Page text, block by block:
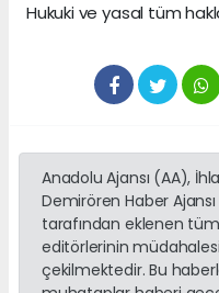
Hukuki ve yasal tüm
Anadolu Ajansı (AA),
Demirören Haber
tarafından eklenen
editörlerinin
çekilmektedir. Bu